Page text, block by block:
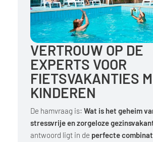
VERTROUW OP DE
EXPERTS VOOR
FIETSVAKANTIES
KINDEREN
De hamvraag is: Wat is het geheim
stressvrije en zorgeloze
antwoord ligt in de perfecte